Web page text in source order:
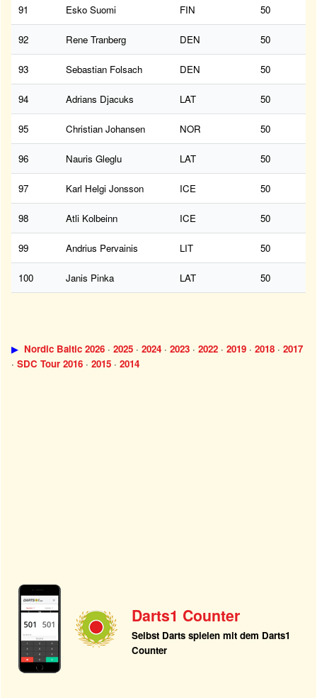
91 Esko Suomi FIN 50
92 Rene Tranberg DEN 50
93 Sebastian Folsach DEN 50
94 Adrians Djacuks LAT 50
95 Christian Johansen NOR 50
96 Nauris Gleglu LAT 50
97 Karl Helgi Jonsson ICE 50
98 Atli Kolbeinn ICE 50
99 Andrius Pervainis LIT 50
100 Janis Pinka LAT 50
▶ Nordic Baltic 2026 · 2025 · 2024 · 2023 · 2022 · 2019 · 2018 · 2017
· SDC Tour 2016 · 2015 · 2014
Darts1 Counter
Selbst Darts spielen mit dem Darts1
Counter